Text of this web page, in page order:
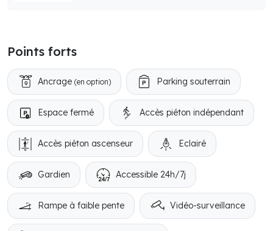
Points forts
Ancrage (en option) Parking souterrain
Espace fermé Accès piéton indépendant
Accès piéton ascenseur Eclairé
Gardien Accessible 24h/7j
Rampe à faible pente Vidéo-surveillance